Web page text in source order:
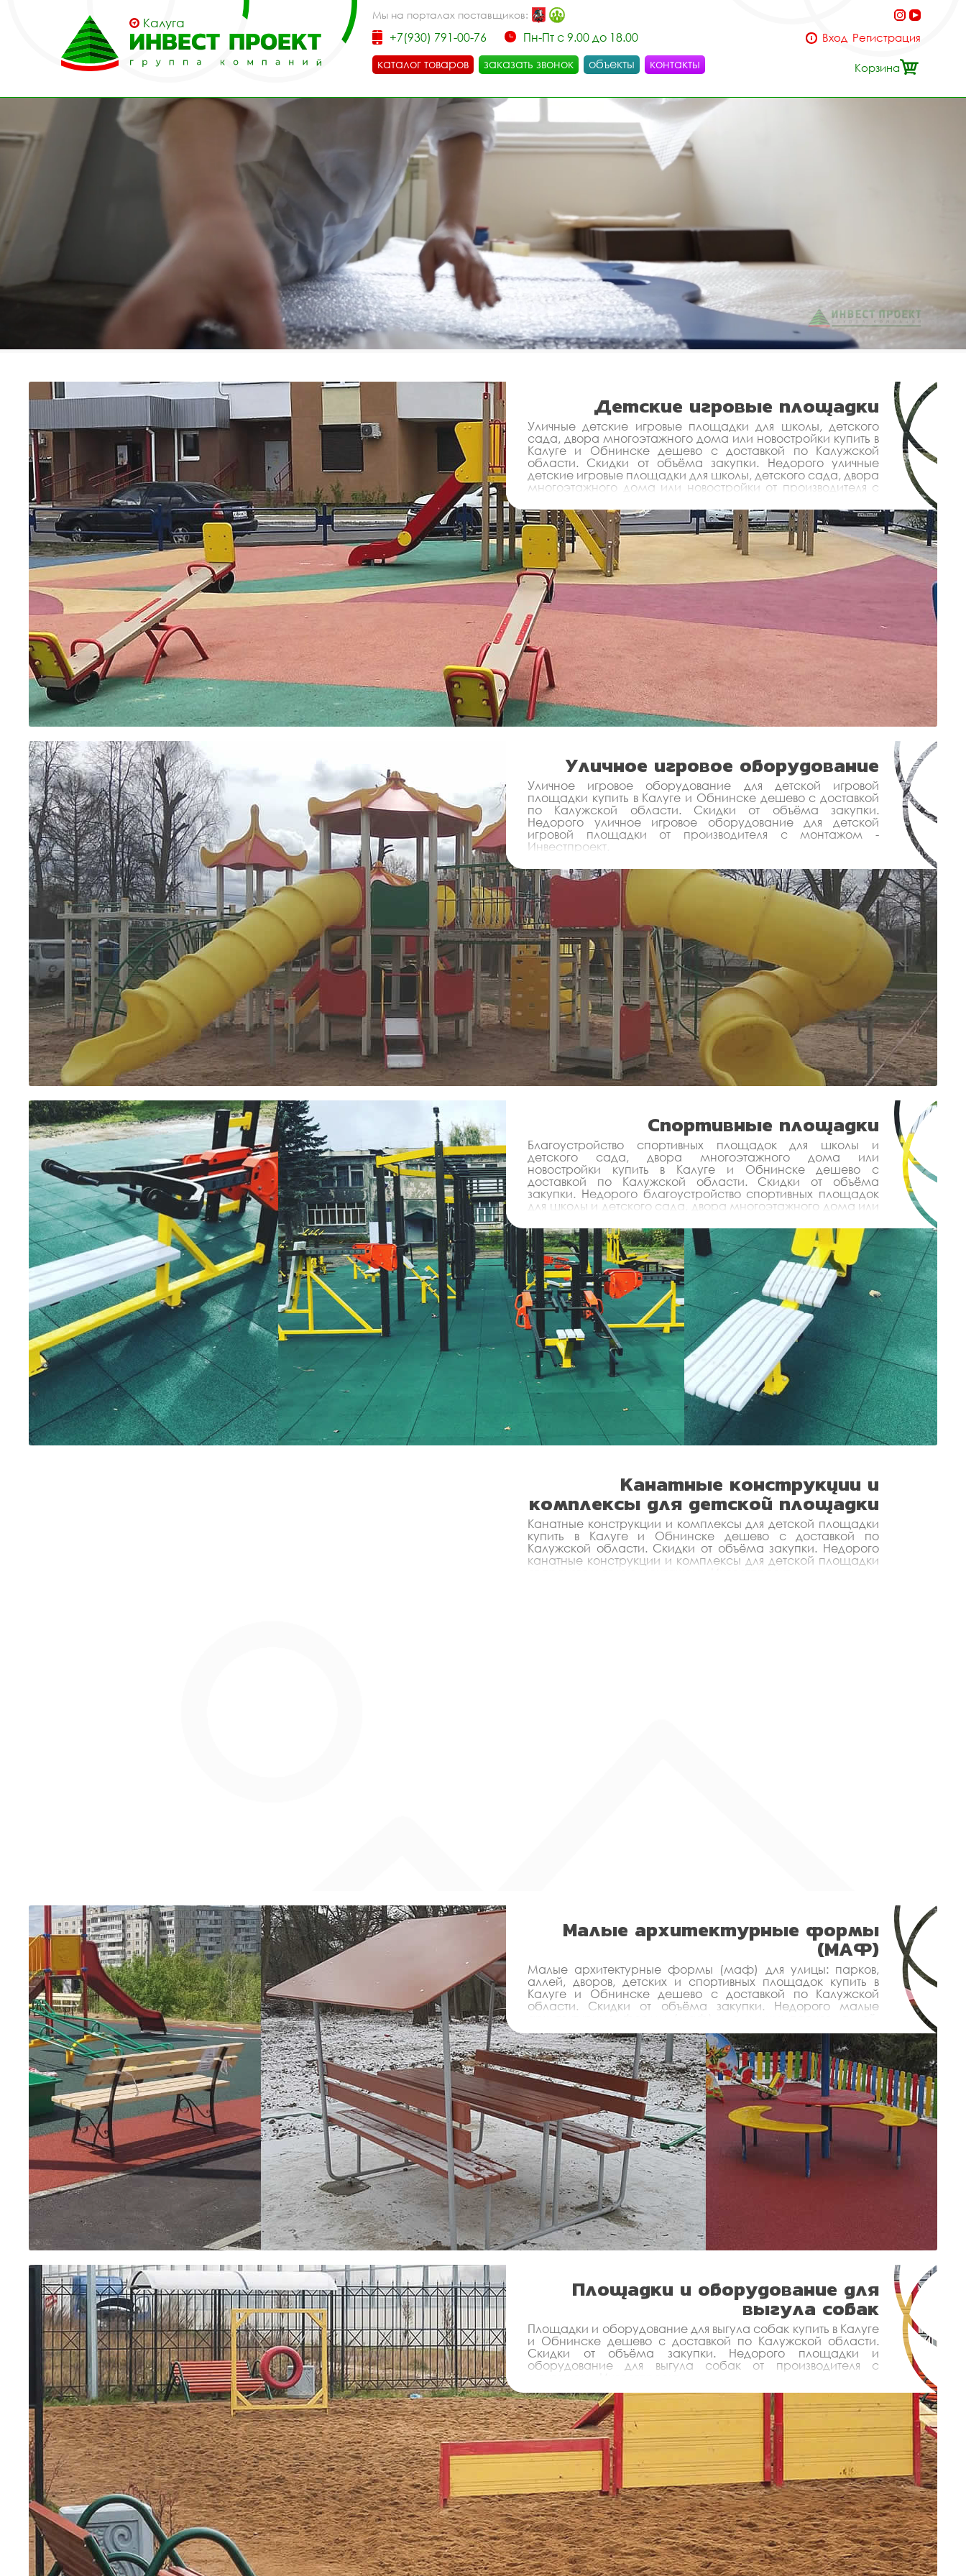
Калуга
Мы на порталах поставщиков:
+7(930) 791-00-76
Пн-Пт с 9.00 до 18.00
каталог товаров
заказать звонок объекты контакты
Вход Регистрация
Корзина
Детские игровые площадки
Уличные детские игровые площадки для школы, детского
сада, двора многоэтажного дома или новостройки купить в
Калуге и Обнинске дешево с доставкой по Калужской
области. Скидки от объёма закупки. Недорого уличные
детские игровые площадки для школы, детского сада, двора
многоэтажного дома или новостройки от производителя с
Уличное игровое оборудование
Уличное игровое оборудование для детской игровой
площадки купить в Калуге и Обнинске дешево с доставкой
по Калужской области. Скидки от объёма закупки.
Недорого уличное игровое оборудование для детской
игровой площадки от производителя с монтажом -
Инвестпроект.
Спортивные площадки
Благоустройство спортивных площадок для школы и
детского сада, двора многоэтажного дома или
новостройки купить в Калуге и Обнинске дешево с
доставкой по Калужской области. Скидки от объёма
закупки. Недорого благоустройство спортивных площадок
для школы и детского сада, двора многоэтажного дома или
Канатные конструкции и
комплексы для детской площадки
Канатные конструкции и комплексы для детской площадки
купить в Калуге и Обнинске дешево с доставкой по
Калужской области. Скидки от объёма закупки. Недорого
канатные конструкции и комплексы для детской площадки
Малые архитектурные формы
(МАФ)
Малые архитектурные формы (маф) для улицы: парков,
аллей, дворов, детских и спортивных площадок купить в
Калуге и Обнинске дешево с доставкой по Калужской
области. Скидки от объёма закупки. Недорого малые
дворов, детских и спортивных площадок от производителя с
монтажом - Инвестпроект.
Площадки и оборудование для
выгула собак
Площадки и оборудование для выгула собак купить в Калуге
и Обнинске дешево с доставкой по Калужской области.
Скидки от объёма закупки. Недорого площадки и
оборудование для выгула собак от производителя с